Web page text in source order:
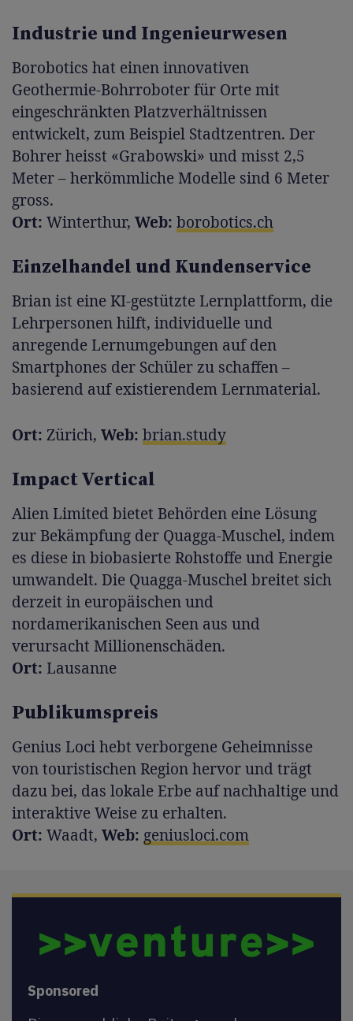
Industrie und Ingenieurwesen
Borobotics hat einen innovativen
Geothermie-Bohrroboter für Orte mit
eingeschränkten Platzverhältnissen
entwickelt, zum Beispiel Stadtzentren. Der
Bohrer heisst «Grabowski» und misst 2,5
Meter – herkömmliche Modelle sind 6 Meter
gross.
Ort: Winterthur, Web: borobotics.ch
Einzelhandel und Kundenservice
Brian ist eine KI-gestützte Lernplattform, die
Lehrpersonen hilft, individuelle und
anregende Lernumgebungen auf den
Smartphones der Schüler zu schaffen –
basierend auf existierendem Lernmaterial.
Ort: Zürich, Web: brian.study
Impact Vertical
Alien Limited bietet Behörden eine Lösung
zur Bekämpfung der Quagga-Muschel, indem
es diese in biobasierte Rohstoffe und Energie
umwandelt. Die Quagga-Muschel breitet sich
derzeit in europäischen und
nordamerikanischen Seen aus und
verursacht Millionenschäden.
Ort: Lausanne
Publikumspreis
Genius Loci hebt verborgene Geheimnisse
von touristischen Region hervor und trägt
dazu bei, das lokale Erbe auf nachhaltige und
interaktive Weise zu erhalten.
Ort: Waadt, Web: geniusloci.com
Sponsored